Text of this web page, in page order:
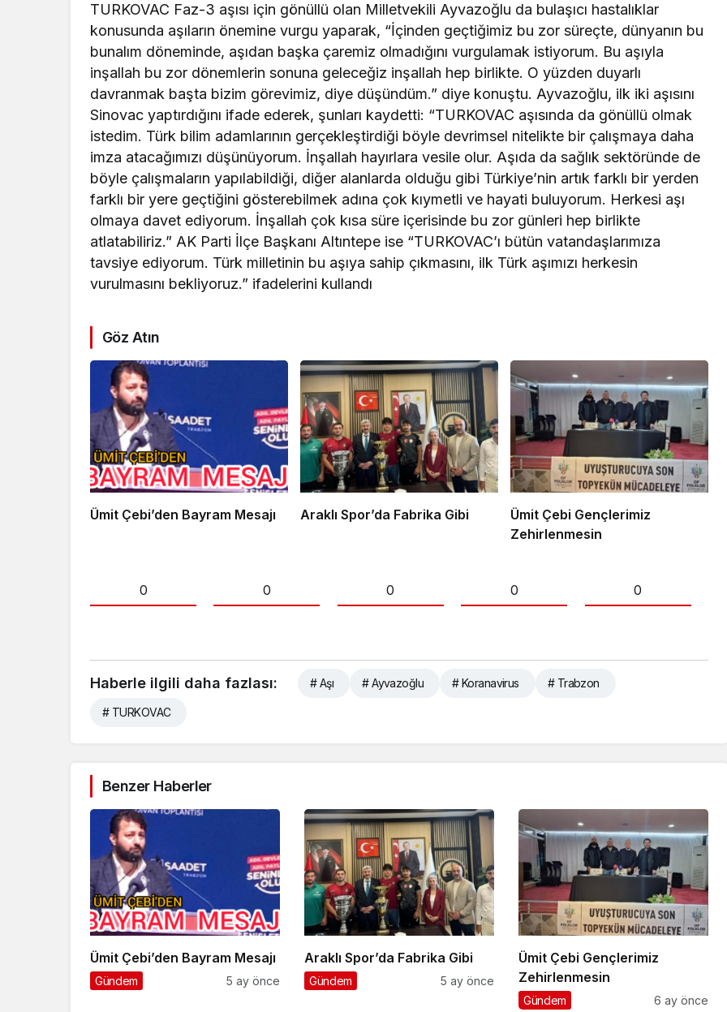
TURKOVAC Faz-3 aşısı için gönüllü olan Milletvekili Ayvazoğlu da bulaşıcı hastalıklar
konusunda aşıların önemine vurgu yaparak, “İçinden geçtiğimiz bu zor süreçte, dünyanın bu
bunalım döneminde, aşıdan başka çaremiz olmadığını vurgulamak istiyorum. Bu aşıyla
inşallah bu zor dönemlerin sonuna geleceğiz inşallah hep birlikte. O yüzden duyarlı
davranmak başta bizim görevimiz, diye düşündüm.” diye konuştu. Ayvazoğlu, ilk iki aşısını
Sinovac yaptırdığını ifade ederek, şunları kaydetti: “TURKOVAC aşısında da gönüllü olmak
istedim. Türk bilim adamlarının gerçekleştirdiği böyle devrimsel nitelikte bir çalışmaya daha
imza atacağımızı düşünüyorum. İnşallah hayırlara vesile olur. Aşıda da sağlık sektöründe de
böyle çalışmaların yapılabildiği, diğer alanlarda olduğu gibi Türkiye’nin artık farklı bir yerden
farklı bir yere geçtiğini gösterebilmek adına çok kıymetli ve hayati buluyorum. Herkesi aşı
olmaya davet ediyorum. İnşallah çok kısa süre içerisinde bu zor günleri hep birlikte
atlatabiliriz.” AK Parti İlçe Başkanı Altıntepe ise “TURKOVAC’ı bütün vatandaşlarımıza
tavsiye ediyorum. Türk milletinin bu aşıya sahip çıkmasını, ilk Türk aşımızı herkesin
vurulmasını bekliyoruz.” ifadelerini kullandı
Göz Atın
Ümit Çebi’den Bayram Mesajı Araklı Spor’da Fabrika Gibi
Ümit Çebi Gençlerimiz
Zehirlenmesin
0 0 0 0 0
Haberle ilgili daha fazlası: # Aşı # Ayvazoğlu # Koranavirus # Trabzon
# TURKOVAC
Benzer Haberler
Ümit Çebi’den Bayram Mesajı
Gündem 5 ay önce
Araklı Spor’da Fabrika Gibi
Gündem 5 ay önce
Ümit Çebi Gençlerimiz
Zehirlenmesin
Gündem 6 ay önce